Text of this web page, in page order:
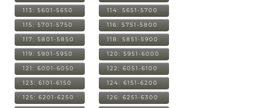
113: 5601-5650 114: 5651-5700
115: 5701-5750 116: 5751-5800
117: 5801-5850 118: 5851-5900
119: 5901-5950 120: 5951-6000
121: 6001-6050 122: 6051-6100
123: 6101-6150 124: 6151-6200
125: 6201-6250 126: 6251-6300